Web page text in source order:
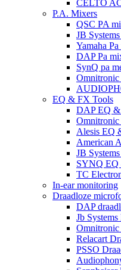
CELTO
P.A. Mixers
QSC PA
JB
Yamaha
DAP Pa
SynQ pa
Omnitronic
EQ & FX Tools
DAP EQ
Alesis EQ
American
JB
SYNQ
TC
In-ear monitoring
Draadloze
DAP
Jb
Omnitronic
Relacart
PSSO